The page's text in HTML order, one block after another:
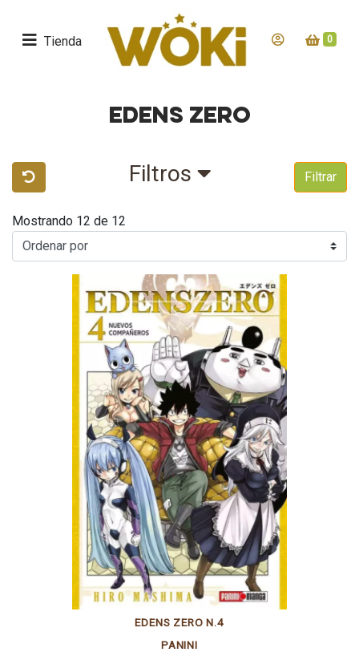
Tienda 0
EDENS ZERO
Filtros Filtrar
Mostrando 12 de 12
EDENS ZERO N.4
PANINI